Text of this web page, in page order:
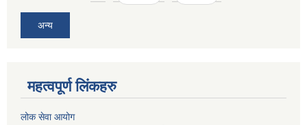
अन्य
महत्वपूर्ण लिंकहरु
लोक सेवा आयोग